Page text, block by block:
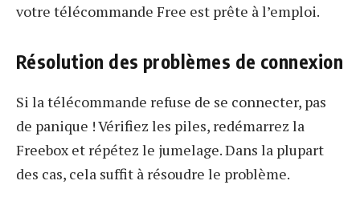
votre télécommande Free est prête à l’emploi.
Résolution des problèmes de connexion
Si la télécommande refuse de se connecter, pas
de panique ! Vérifiez les piles, redémarrez la
Freebox et répétez le jumelage. Dans la plupart
des cas, cela suffit à résoudre le problème.